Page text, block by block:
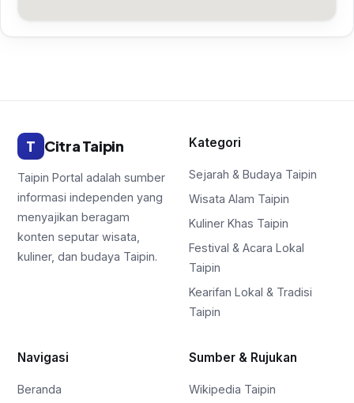
T Citra Taipin
Taipin Portal adalah sumber
informasi independen yang
menyajikan beragam
konten seputar wisata,
kuliner, dan budaya Taipin.
Kategori
Sejarah & Budaya Taipin
Wisata Alam Taipin
Kuliner Khas Taipin
Festival & Acara Lokal
Taipin
Kearifan Lokal & Tradisi
Taipin
Navigasi
Beranda
Sumber & Rujukan
Wikipedia Taipin